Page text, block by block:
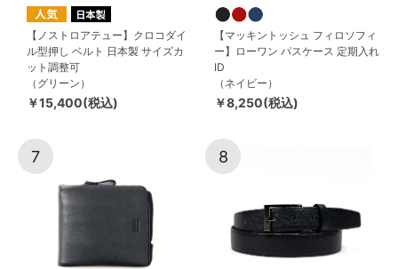
【ノストロアテュー】クロコダイ
ル型押し ベルト 日本製 サイズカ
ット調整可
（グリーン）
￥15,400(税込)
【マッキントッシュ フィロソフィ
ー】ローワン パスケース 定期入れ
ID
（ネイビー）
￥8,250(税込)
7 8